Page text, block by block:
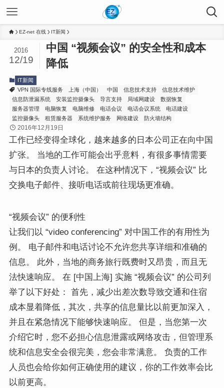
EZ-net 在线 IT新闻
中国 “视频会议” 的安全性和成本
降低
2016
12/19
IT新闻
VPN 国际专线服务
上海（中国） 中国 信息技术支持
信息技术维护
信息防泄漏系统
安装监控摄像头 导言支持 局域网建设
数据恢复
服务器管理
电脑恢复 电脑维修 电话会议 电话会议系统
电话建设
监控摄像头
租赁服务器 系统维护服务 网络建设 防火墙结构
2016年12月19日
工作已经变得全球化，越来越多的日本公司正在向中国
扩张。 当地的工作可能会出乎意料，有很多事情需要
与日本的负责人讨论。 在这种情况下，“视频会议” 比
交换电子邮件、接听电话或前往现场更准确。
“视频会议” 的便利性
让我们以 “video conferencing” 对中国工作的有用性为
例。 电子邮件和电话讨论不允许您共享详细和准确的
信息。 此外，当地的商务旅行既费时又昂贵，而且无
法快速响应。 在 [中国上海] 实施 “视频会议” 的公司列
举了以下好处： 首先，减少出差次数导致交通和住宿
成本显着降低，其次，共享的信息量比以前更加深入，
并且在紧急情况下能够快速响应。 但是，当您第一次
介绍它时，您不必担心信息泄露或网络攻击，但管理系
统和信息安全会很完美，您会非常满意。 负责的工作
人员也会给你如何正确使用的建议，你的工作效率会比
以前更高。